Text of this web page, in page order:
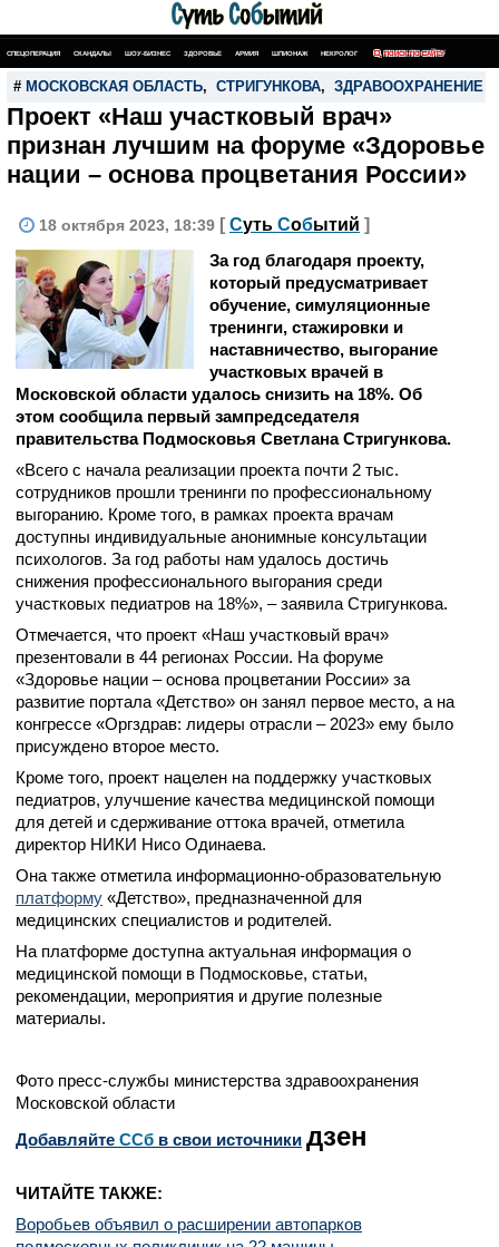
СПЕЦОПЕРАЦИЯ СКАНДАЛЫ ШОУ-БИЗНЕС ЗДОРОВЬЕ АРМИЯ ШПИОНАЖ НЕКРОЛОГ ПОИСК ПО САЙТУ
# МОСКОВСКАЯ ОБЛАСТЬ, СТРИГУНКОВА, ЗДРАВООХРАНЕНИЕ
Проект «Наш участковый врач»
признан лучшим на форуме «Здоровье
нации – основа процветания России»
18 октября 2023, 18:39 [ Суть Событий ]
За год благодаря проекту,
который предусматривает
обучение, симуляционные
тренинги, стажировки и
наставничество, выгорание
участковых врачей в
Московской области удалось снизить на 18%. Об
этом сообщила первый зампредседателя
правительства Подмосковья Светлана Стригункова.
«Всего с начала реализации проекта почти 2 тыс.
сотрудников прошли тренинги по профессиональному
выгоранию. Кроме того, в рамках проекта врачам
доступны индивидуальные анонимные консультации
психологов. За год работы нам удалось достичь
снижения профессионального выгорания среди
участковых педиатров на 18%», – заявила Стригункова.
Отмечается, что проект «Наш участковый врач»
презентовали в 44 регионах России. На форуме
«Здоровье нации – основа процветании России» за
развитие портала «Детство» он занял первое место, а на
конгрессе «Оргздрав: лидеры отрасли – 2023» ему было
присуждено второе место.
Кроме того, проект нацелен на поддержку участковых
педиатров, улучшение качества медицинской помощи
для детей и сдерживание оттока врачей, отметила
директор НИКИ Нисо Одинаева.
Она также отметила информационно-образовательную
платформу «Детство», предназначенной для
медицинских специалистов и родителей.
На платформе доступна актуальная информация о
медицинской помощи в Подмосковье, статьи,
рекомендации, мероприятия и другие полезные
материалы.
Фото пресс-службы министерства здравоохранения
Московской области
Добавляйте CСб в свои источники дзен
ЧИТАЙТЕ ТАКЖЕ:
Воробьев объявил о расширении автопарков